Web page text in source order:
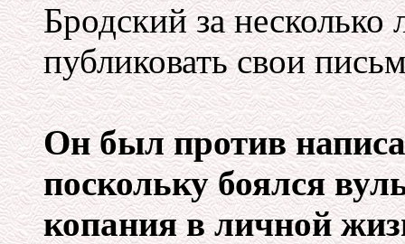
Бродский за несколько
публиковать свои
Он был против
поскольку боялся
копания в личной